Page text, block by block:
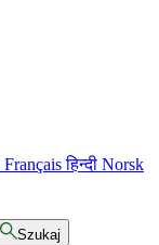
Françaisहिन्दी Norsk
Szukaj